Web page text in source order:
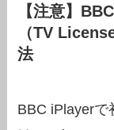
【注意】
（TV
法
BBC iPlayerで